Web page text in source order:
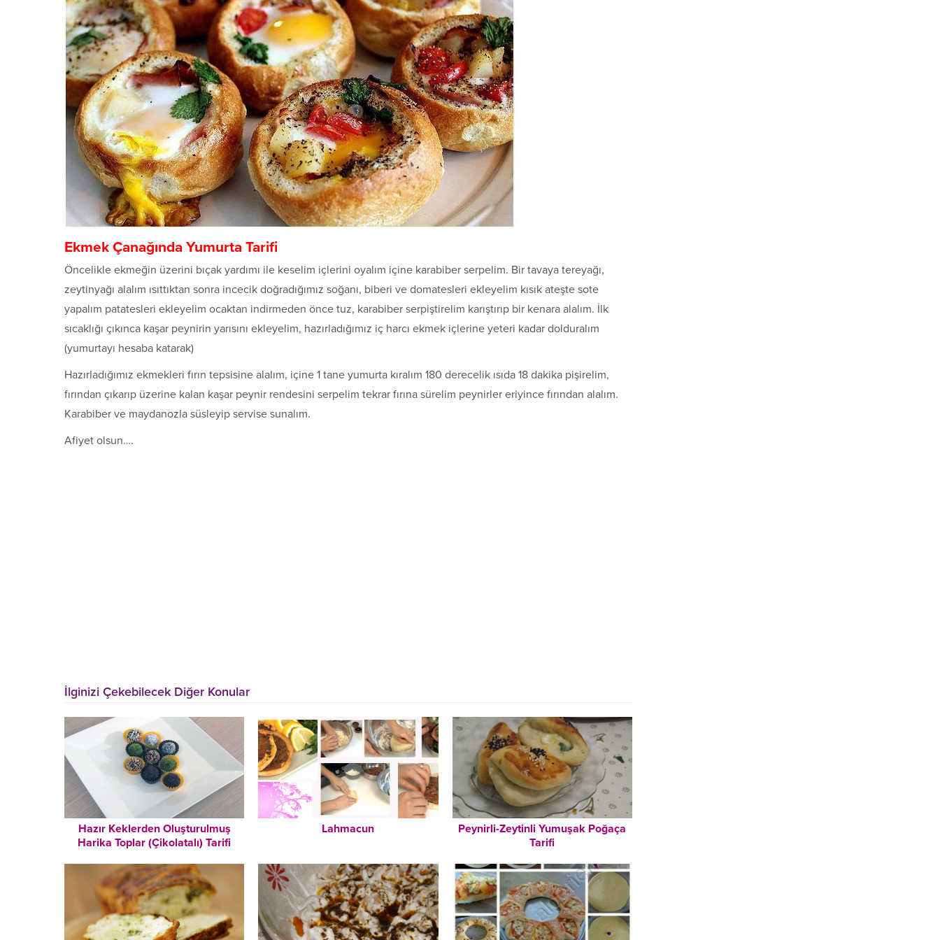
Ekmek Çanağında Yumurta Tarifi
Öncelikle ekmeğin üzerini bıçak yardımı ile keselim içlerini oyalım içine karabiber serpelim. Bir tavaya tereyağı,
zeytinyağı alalım ısıttıktan sonra incecik doğradığımız soğanı, biberi ve domatesleri ekleyelim kısık ateşte sote
yapalım patatesleri ekleyelim ocaktan indirmeden önce tuz, karabiber serpiştirelim karıştırıp bir kenara alalım. İlk
sıcaklığı çıkınca kaşar peynirin yarısını ekleyelim, hazırladığımız iç harcı ekmek içlerine yeteri kadar dolduralım
(yumurtayı hesaba katarak)
Hazırladığımız ekmekleri fırın tepsisine alalım, içine 1 tane yumurta kıralım 180 derecelik ısıda 18 dakika pişirelim,
fırından çıkarıp üzerine kalan kaşar peynir rendesini serpelim tekrar fırına sürelim peynirler eriyince fırından alalım.
Karabiber ve maydanozla süsleyip servise sunalım.
Afiyet olsun….
İlginizi Çekebilecek Diğer Konular
Hazır Keklerden Oluşturulmuş
Harika Toplar (Çikolatalı) Tarifi
Lahmacun
Peynirli-Zeytinli Yumuşak Poğaça
Tarifi